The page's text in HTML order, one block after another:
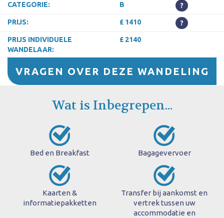
CATEGORIE:
B ?
PRIJS: £ 1410 ?
PRIJS INDIVIDUELE
WANDELAAR:
£ 2140
VRAGEN OVER DEZE WANDELING
Wat is Inbegrepen...
Bed en Breakfast Bagagevervoer
Kaarten &
informatiepakketten
Transfer bij aankomst en
vertrek tussen uw
accommodatie en